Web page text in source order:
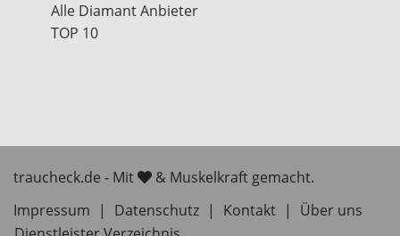
Alle Diamant Anbieter
TOP 10
traucheck.de - Mit
& Muskelkraft gemacht.
Impressum
| Datenschutz | Kontakt |
Über uns